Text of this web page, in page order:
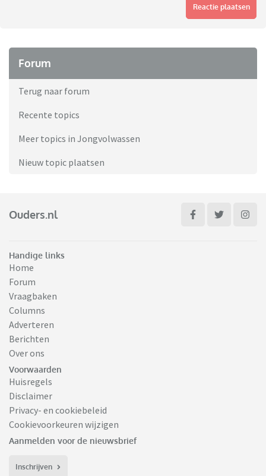
Reactie plaatsen
Forum
Terug naar forum
Recente topics
Meer topics in Jongvolwassen
Nieuw topic plaatsen
Ouders.nl
Handige links
Home
Forum
Vraagbaken
Columns
Adverteren
Berichten
Over ons
Voorwaarden
Huisregels
Disclaimer
Privacy- en cookiebeleid
Cookievoorkeuren wijzigen
Aanmelden voor de nieuwsbrief
Inschrijven